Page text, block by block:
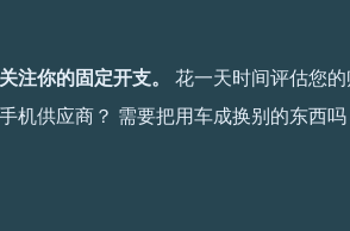
注你的固定开支。
花一天时间评估您
机供应商？ 需要把用车成换别的东西